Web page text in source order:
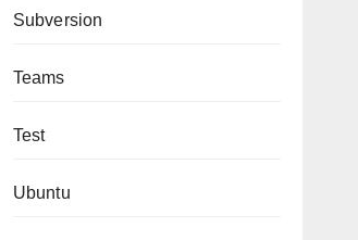
Subversion
Teams
Test
Ubuntu